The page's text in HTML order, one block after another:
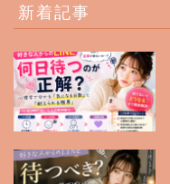
新着記事